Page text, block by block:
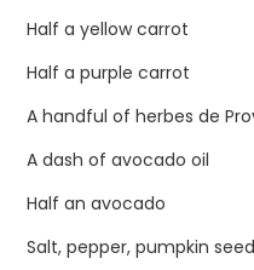
Half a yellow carrot
Half a purple carrot
A handful of herbes de
A dash of avocado oil
Half an avocado
Salt, pepper, pumpkin